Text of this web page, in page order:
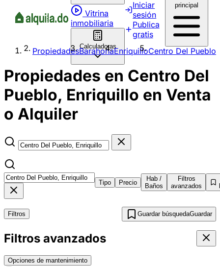
Vitrina
inmobiliaria
Calculadoras
Iniciar
sesión
Publica
gratis
principal
PropiedadesBarahonaEnriquilloCentro Del Pueblo
Propiedades en Centro Del
Pueblo, Enriquillo en Venta
o Alquiler
Tipo Precio
Hab /
Baños
Filtros
avanzados
Filtros Guardar búsquedaGuardar
Filtros avanzados
Opciones de mantenimiento